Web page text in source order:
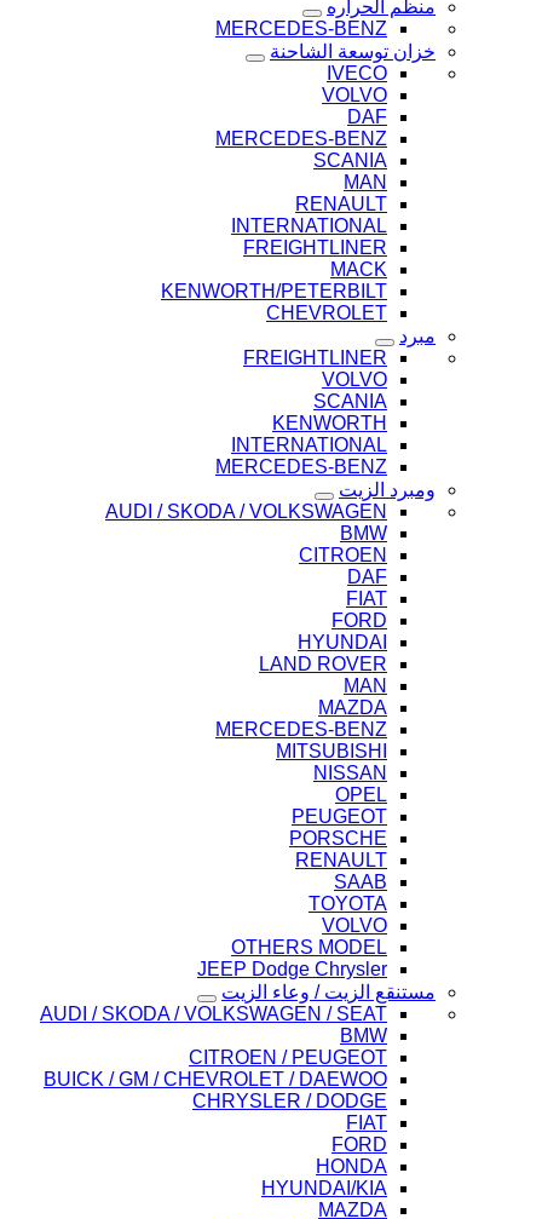
منظم الحراره
MERCEDES-BENZ
خزان توسعة الشاحنة
IVECO
VOLVO
DAF
MERCEDES-BENZ
SCANIA
MAN
RENAULT
INTERNATIONAL
FREIGHTLINER
MACK
KENWORTH/PETERBILT
CHEVROLET
مبرد
FREIGHTLINER
VOLVO
SCANIA
KENWORTH
INTERNATIONAL
MERCEDES-BENZ
ومبرد الزيت
AUDI / SKODA / VOLKSWAGEN
BMW
CITROEN
DAF
FIAT
FORD
HYUNDAI
LAND ROVER
MAN
MAZDA
MERCEDES-BENZ
MITSUBISHI
NISSAN
OPEL
PEUGEOT
PORSCHE
RENAULT
SAAB
TOYOTA
VOLVO
OTHERS MODEL
JEEP Dodge Chrysler
مستنقع الزيت / وعاء الزيت
AUDI / SKODA / VOLKSWAGEN / SEAT
BMW
CITROEN / PEUGEOT
BUICK / GM / CHEVROLET / DAEWOO
CHRYSLER / DODGE
FIAT
FORD
HONDA
HYUNDAI/KIA
MAZDA